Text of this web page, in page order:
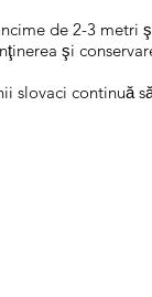
de 2-3 metri
şi
continuă